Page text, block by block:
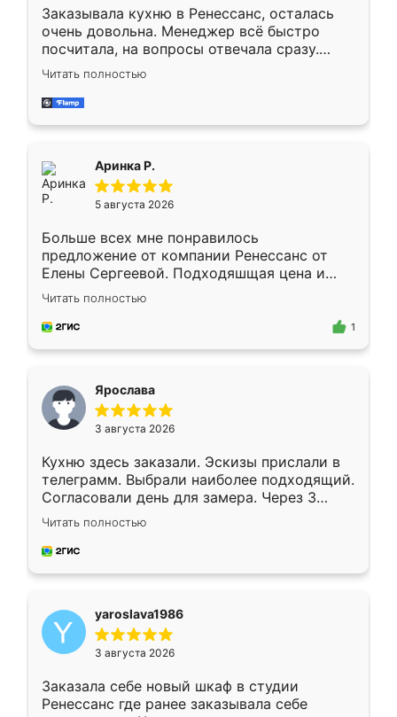
Заказывала кухню в Ренессанс, осталась
очень довольна. Менеджер всё быстро
посчитала, на вопросы отвечала сразу.
Замерщик приехал в субботу, подошёл к
делу со всей ответственностью. Собрали
за день, ребята работали аккуратно, даже
Читать полностью
Аринка Р.
5 августа 2026
Больше всех мне понравилось
предложение от компании Ренессанс от
Елены Сергеевой. Подходяшщая цена и
короткие сроки изготовления. Приехавший
для замера сотрудник Владислав
предложил по моему эскизу самый
Читать полностью
1
Ярослава
3 августа 2026
Кухню здесь заказали. Эскизы прислали в
телеграмм. Выбрали наиболее подходящий.
Согласовали день для замера. Через 3
недели кухня была уже готова. Остались
довольны работой. Спасибо Ренессанс
мебель за качественную работу!
Читать полностью
yaroslava1986
3 августа 2026
Заказала себе новый шкаф в студии
Ренессанс где ранее заказывала себе